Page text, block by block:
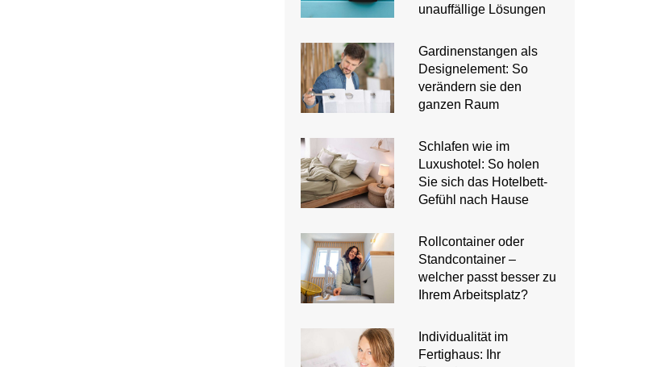
unauffällige Lösungen
Gardinenstangen als
Designelement: So
verändern sie den
ganzen Raum
Schlafen wie im
Luxushotel: So holen
Sie sich das Hotelbett-
Gefühl nach Hause
Rollcontainer oder
Standcontainer –
welcher passt besser zu
Ihrem Arbeitsplatz?
Individualität im
Fertighaus: Ihr